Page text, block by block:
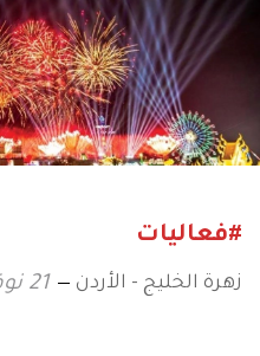
#فعاليات
زهرة الخليج - الأردن 21 نوفمبر 2025